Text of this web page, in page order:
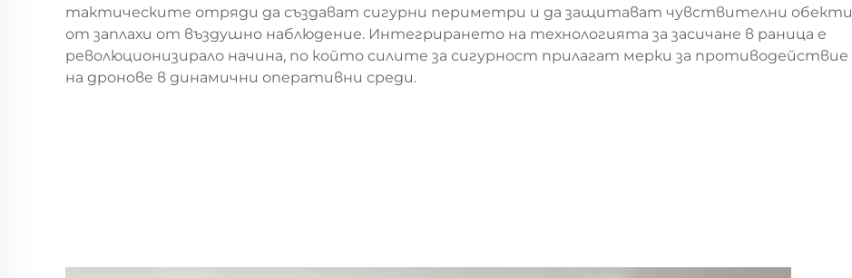
тактическите отряди да създават сигурни периметри и да защитават чувствителни обекти
от заплахи от въздушно наблюдение. Интегрирането на технологията за засичане в раница е
революционизирало начина, по който силите за сигурност прилагат мерки за противодействие
на дронове в динамични оперативни среди.